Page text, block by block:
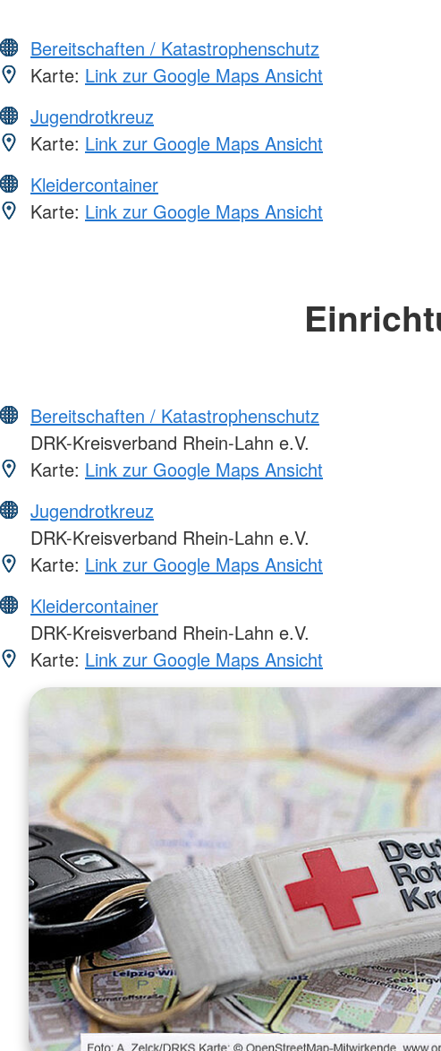
Bereitschaften / Katastrophenschutz
Karte: Link zur Google Maps Ansicht
Jugendrotkreuz
Karte: Link zur Google Maps Ansicht
Kleidercontainer
Karte: Link zur Google Maps Ansicht
Bereitschaften / Katastrophenschutz
DRK-Kreisverband Rhein-Lahn e.V.
Karte: Link zur Google Maps Ansicht
Jugendrotkreuz
DRK-Kreisverband Rhein-Lahn e.V.
Karte: Link zur Google Maps Ansicht
Kleidercontainer
DRK-Kreisverband Rhein-Lahn e.V.
Karte: Link zur Google Maps Ansicht